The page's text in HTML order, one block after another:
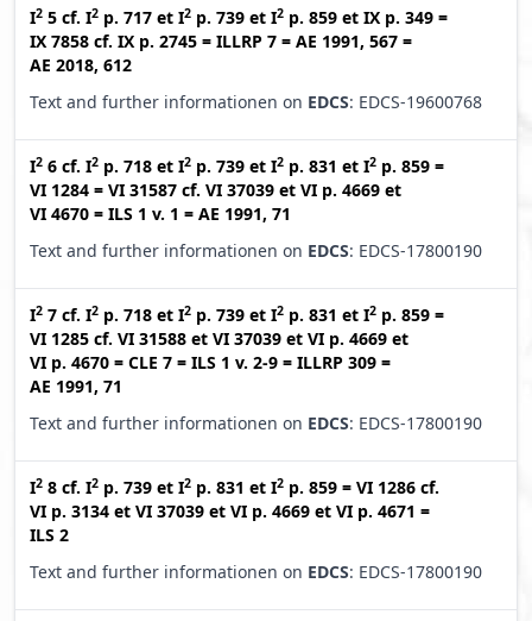
I2 5 cf. I2 p. 717 et I2 p. 739 et I2 p. 859 et IX p. 349 =
IX 7858 cf. IX p. 2745 = ILLRP 7 = AE 1991, 567 =
AE 2018, 612
Text and further informationen on EDCS: EDCS-19600768
I2 6 cf. I2 p. 718 et I2 p. 739 et I2 p. 831 et I2 p. 859 =
VI 1284 = VI 31587 cf. VI 37039 et VI p. 4669 et
VI 4670 = ILS 1 v. 1 = AE 1991, 71
Text and further informationen on EDCS: EDCS-17800190
I2 7 cf. I2 p. 718 et I2 p. 739 et I2 p. 831 et I2 p. 859 =
VI 1285 cf. VI 31588 et VI 37039 et VI p. 4669 et
VI p. 4670 = CLE 7 = ILS 1 v. 2-9 = ILLRP 309 =
AE 1991, 71
Text and further informationen on EDCS: EDCS-17800190
I2 8 cf. I2 p. 739 et I2 p. 831 et I2 p. 859 = VI 1286 cf.
VI p. 3134 et VI 37039 et VI p. 4669 et VI p. 4671 =
ILS 2
Text and further informationen on EDCS: EDCS-17800190